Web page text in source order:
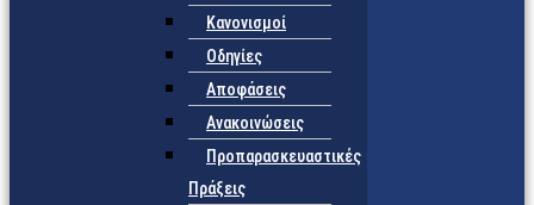
Κανονισμοί
Οδηγίες
Αποφάσεις
Ανακοινώσεις
Προπαρασκευαστικές
Πράξεις